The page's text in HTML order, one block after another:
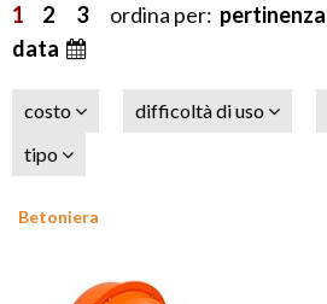
1 2 3ordina per: pertinenza
data
costo difficoltà di uso
tipo
Betoniera